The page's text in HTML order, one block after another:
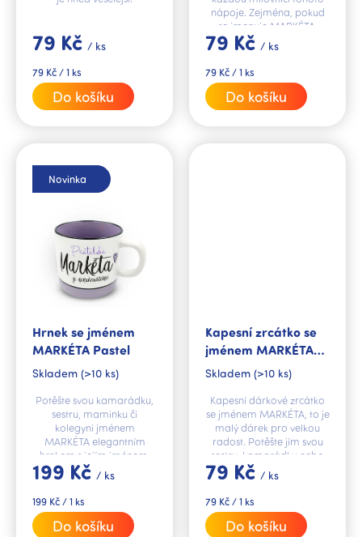
79 Kč / ks
Měrná
cena:
79 Kč / 1 ks
Do košíku
79 Kč / ks
Měrná
cena:
79 Kč / 1 ks
Do košíku
nápoje. Zejména, pokud
se jmenuje MARKÉTA.
Novinka
Hrnek se jménem
MARKÉTA Pastel
Skladem (>10 ks)
199 Kč / ks
Měrná
cena:
199 Kč / 1 ks
Do košíku
Potěšte svou kamarádku,
sestru, maminku či
kolegyni jménem
MARKÉTA elegantním
hrnkem s jejím jménem,
který ozdobí každou
domácnost.
Kapesní zrcátko se
jménem MARKÉTA
V.I.P.
Skladem (>10 ks)
79 Kč / ks
Měrná
cena:
79 Kč / 1 ks
Do košíku
Kapesní dárkové zrcátko
se jménem MARKÉTA, to je
malý dárek pro velkou
radost. Potěšte jím svou
sestru, kamarádku nebo
kolegyni.